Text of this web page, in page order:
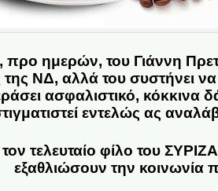
ημερών, του Γιάννη
ΝΔ, αλλά του συστήνει να
ασφαλιστικό, κόκκινα
εντελώς ας
τελευταίο φίλο του
εξαθλιώσουν την κοινωνία